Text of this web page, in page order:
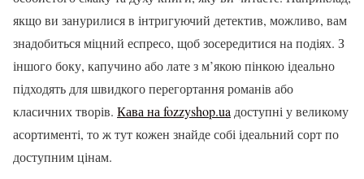
якщо ви занурилися в інтригуючий детектив, можливо, вам
знадобиться міцний еспресо, щоб зосередитися на подіях. З
іншого боку, капучино або лате з м’якою пінкою ідеально
підходять для швидкого перегортання романів або
класичних творів. Кава на fozzyshop.ua доступні у великому
асортименті, то ж тут кожен знайде собі ідеальний сорт по
доступним цінам.